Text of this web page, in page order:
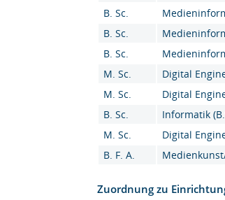
B. Sc.
B. Sc.
B. Sc.
M. Sc.
Digital
M. Sc.
Digital
B. Sc.
Informatik
M. Sc.
Digital
B. F. A.
Zuordnung zu